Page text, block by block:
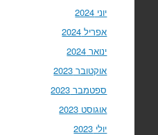
יוני 2024
אפריל 2024
ינואר 2024
אוקטובר 2023
ספטמבר 2023
אוגוסט 2023
יולי 2023